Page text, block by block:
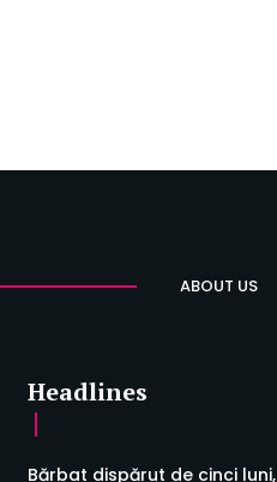
ABOUT US
Headlines
Bărbat dispărut de cinci